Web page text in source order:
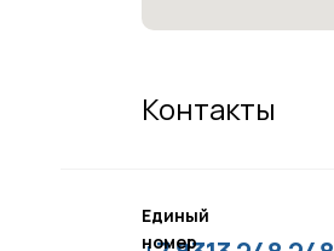
Контакты
Единый
номер